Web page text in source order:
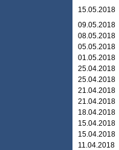
15.05.2018
09.05.2018
08.05.2018
05.05.2018
01.05.2018
25.04.2018
25.04.2018
21.04.2018
21.04.2018
18.04.2018
15.04.2018
15.04.2018
11.04.2018